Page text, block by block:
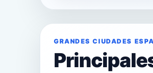
GRANDES CIUDADES